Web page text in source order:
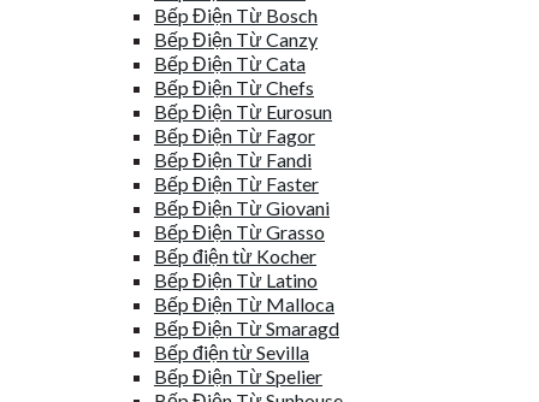
Bếp Điện Từ Bosch
Bếp Điện Từ Canzy
Bếp Điện Từ Cata
Bếp Điện Từ Chefs
Bếp Điện Từ Eurosun
Bếp Điện Từ Fagor
Bếp Điện Từ Fandi
Bếp Điện Từ Faster
Bếp Điện Từ Giovani
Bếp Điện Từ Grasso
Bếp điện từ Kocher
Bếp Điện Từ Latino
Bếp Điện Từ Malloca
Bếp Điện Từ Smaragd
Bếp điện từ Sevilla
Bếp Điện Từ Spelier